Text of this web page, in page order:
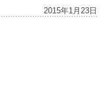
2015年1月23日